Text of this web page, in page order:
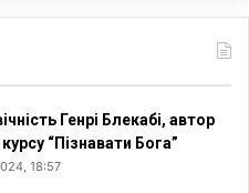
Генрі Блекабі, автор
“Пізнавати Бога”
18:57